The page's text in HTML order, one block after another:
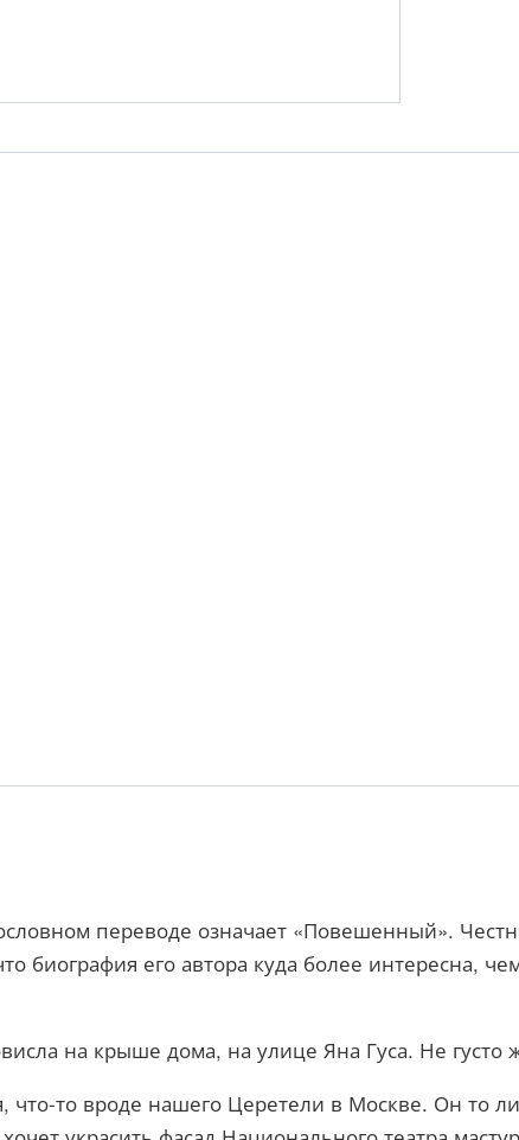
переводе означает «Повешенный».
биография его автора куда более интересна,
на крыше дома, на улице Яна Гуса. Не густо
то вроде нашего Церетели в Москве. Он то